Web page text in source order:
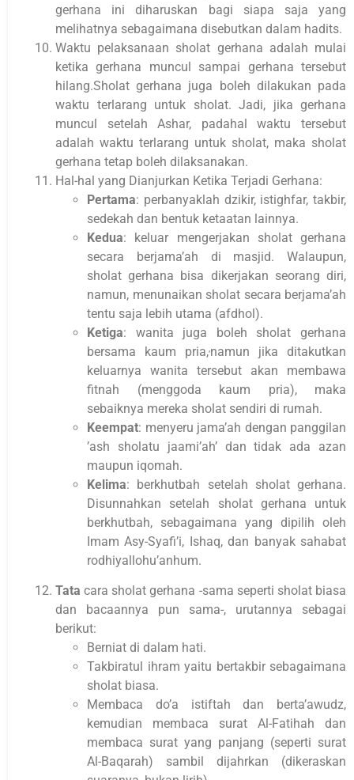
gerhana ini diharuskan bagi siapa saja yang
melihatnya sebagaimana disebutkan dalam hadits.
Waktu pelaksanaan sholat gerhana adalah mulai
ketika gerhana muncul sampai gerhana tersebut
hilang.Sholat gerhana juga boleh dilakukan pada
waktu terlarang untuk sholat. Jadi, jika gerhana
muncul setelah Ashar, padahal waktu tersebut
adalah waktu terlarang untuk sholat, maka sholat
gerhana tetap boleh dilaksanakan.
Hal-hal yang Dianjurkan Ketika Terjadi Gerhana:
Pertama: perbanyaklah dzikir, istighfar, takbir,
sedekah dan bentuk ketaatan lainnya.
Kedua: keluar mengerjakan sholat gerhana
secara berjama’ah di masjid. Walaupun,
sholat gerhana bisa dikerjakan seorang diri,
namun, menunaikan sholat secara berjama’ah
tentu saja lebih utama (afdhol).
Ketiga: wanita juga boleh sholat gerhana
bersama kaum pria,,namun jika ditakutkan
keluarnya wanita tersebut akan membawa
fitnah (menggoda kaum pria), maka
sebaiknya mereka sholat sendiri di rumah.
Keempat: menyeru jama’ah dengan panggilan
’ash sholatu jaami’ah’ dan tidak ada azan
maupun iqomah.
Kelima: berkhutbah setelah sholat gerhana.
Disunnahkan setelah sholat gerhana untuk
berkhutbah, sebagaimana yang dipilih oleh
Imam Asy-Syafi’i, Ishaq, dan banyak sahabat
rodhiyallohu’anhum.
Tata cara sholat gerhana -sama seperti sholat biasa
dan bacaannya pun sama-, urutannya sebagai
berikut:
Berniat di dalam hati.
Takbiratul ihram yaitu bertakbir sebagaimana
sholat biasa.
Membaca do’a istiftah dan berta’awudz,
kemudian membaca surat Al-Fatihah dan
membaca surat yang panjang (seperti surat
Al-Baqarah) sambil dijahrkan (dikeraskan